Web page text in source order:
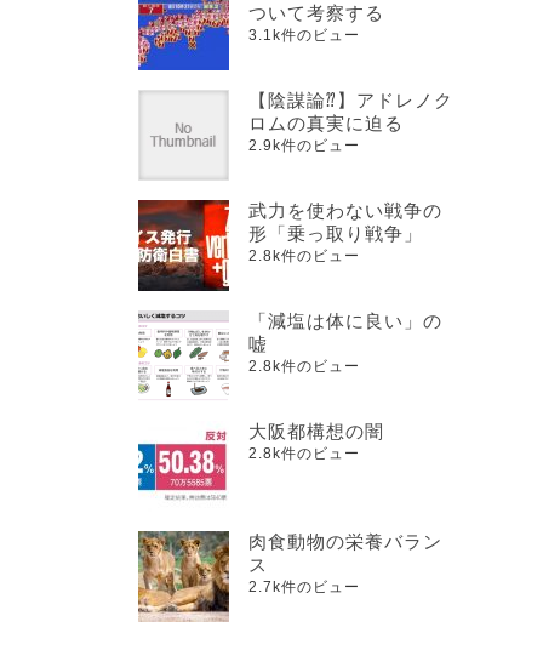
ついて考察する
3.1k件のビュー
【陰謀論⁇】アドレノク
ロムの真実に迫る
2.9k件のビュー
武力を使わない戦争の
形「乗っ取り戦争」
2.8k件のビュー
「減塩は体に良い」の
嘘
2.8k件のビュー
大阪都構想の闇
2.8k件のビュー
肉食動物の栄養バラン
ス
2.7k件のビュー